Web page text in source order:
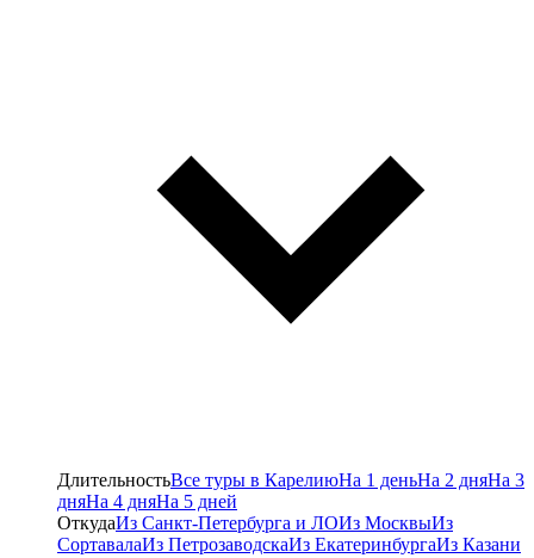
ДлительностьВсе туры в КарелиюНа 1 деньНа 2 дняНа 3
дняНа 4 дняНа 5 дней
ОткудаИз Санкт-Петербурга и ЛОИз МосквыИз
СортавалаИз ПетрозаводскаИз ЕкатеринбургаИз Казани